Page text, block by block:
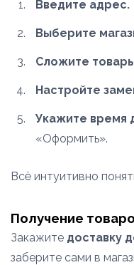
Введите адрес.
Выберите
Сложите
Настройте
Укажите время
«Оформить».
Всё интуитивно
Получение
Закажите доставку
заберите сами в